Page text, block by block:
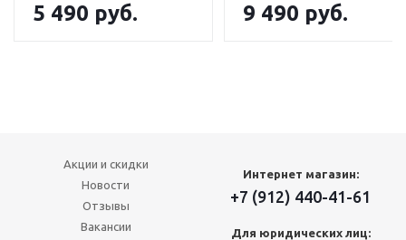
5 490 руб. 9 490 руб.
Акции и скидки
Новости
Отзывы
Вакансии
Интернет магазин:
+7 (912) 440-41-61
Для юридических лиц: